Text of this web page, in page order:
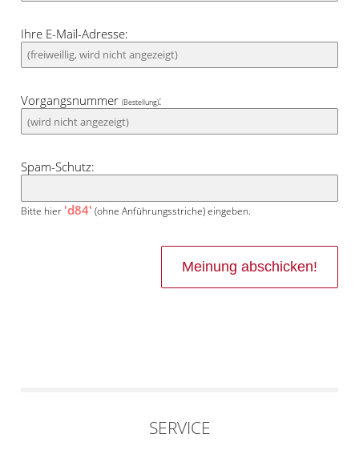
Ihre E-Mail-Adresse:
Vorgangsnummer(Bestellung):
Spam-Schutz:
Bitte hier 'd84' (ohne Anführungsstriche) eingeben.
SERVICE